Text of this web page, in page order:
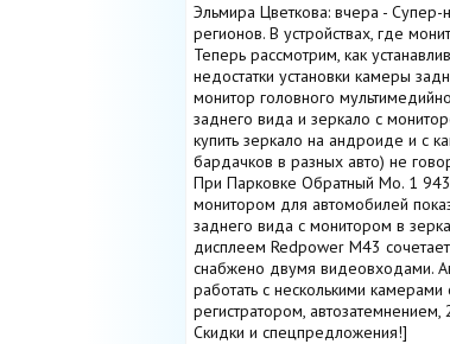
Эльмира Цветкова: вчера - Супер-
регионов. В устройствах, где
Теперь рассмотрим, как
недостатки установки камеры
монитор головного
заднего вида и зеркало с
купить зеркало на андроиде и с
бардачков в разных авто) не
При Парковке Обратный Мо. 1
монитором для автомобилей
заднего вида с монитором в
дисплеем Redpower M43
снабжено двумя видеовходами.
работать с несколькими
регистратором,
Скидки и спецпредложения!]